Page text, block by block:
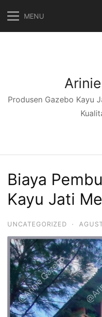
ke
konten
MENU
Produsen Gazebo Kayu
Biaya
Kayu Jati
UNCATEGORIZED ·